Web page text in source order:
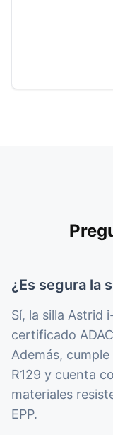
¿Es segura la
Sí, la silla Astrid
certificado
Además,
R129 y cuenta
materiales
EPP.